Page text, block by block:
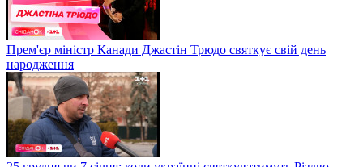
Прем'єр міністр Канади Джастін Трюдо святкує свій день
народження